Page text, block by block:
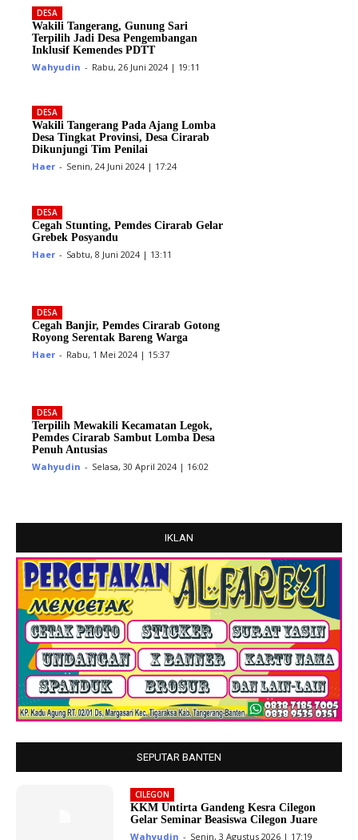
DESA
Wakili Tangerang, Gunung Sari
Terpilih Jadi Desa Pengembangan
Inklusif Kemendes PDTT
Wahyudin - Rabu, 26 Juni 2024 | 19:11
DESA
Wakili Tangerang Pada Ajang Lomba
Desa Tingkat Provinsi, Desa Cirarab
Dikunjungi Tim Penilai
Haer - Senin, 24 Juni 2024 | 17:24
DESA
Cegah Stunting, Pemdes Cirarab Gelar
Grebek Posyandu
Haer - Sabtu, 8 Juni 2024 | 13:11
DESA
Cegah Banjir, Pemdes Cirarab Gotong
Royong Serentak Bareng Warga
Haer - Rabu, 1 Mei 2024 | 15:37
DESA
Terpilih Mewakili Kecamatan Legok,
Pemdes Cirarab Sambut Lomba Desa
Penuh Antusias
Wahyudin - Selasa, 30 April 2024 | 16:02
IKLAN
SEPUTAR BANTEN
CILEGON
KKM Untirta Gandeng Kesra Cilegon
Gelar Seminar Beasiswa Cilegon Juare
Wahyudin - Senin, 3 Agustus 2026 | 17:19